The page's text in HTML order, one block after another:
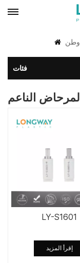
وطن
فئات
الناعم
LY-S1601
إقرأ المزيد